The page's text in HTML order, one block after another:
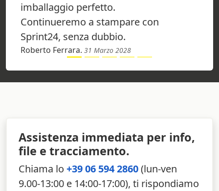
imballaggio perfetto.
Continueremo a stampare con
Sprint24, senza dubbio.
Roberto Ferrara. 31 Marzo 2028
Assistenza immediata per info,
file e tracciamento.
Chiama lo +39 06 594 2860(lun-ven
9.00-13:00 e 14:00-17:00), ti rispondiamo